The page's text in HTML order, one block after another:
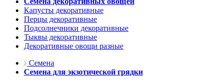
Капусты декоративные
Перцы декоративные
Подсолнечники декоративные
Тыквы декоративные
Декоративные овощи разные
Семена
Семена для экзотической грядки